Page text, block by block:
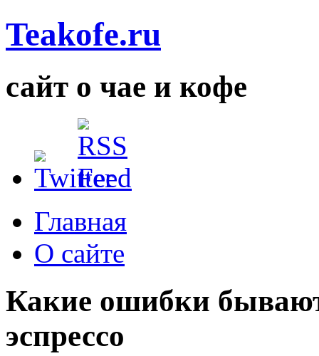
Teakofe.ru
сайт о чае и кофе
Главная
О сайте
Какие ошибки
эспрессо